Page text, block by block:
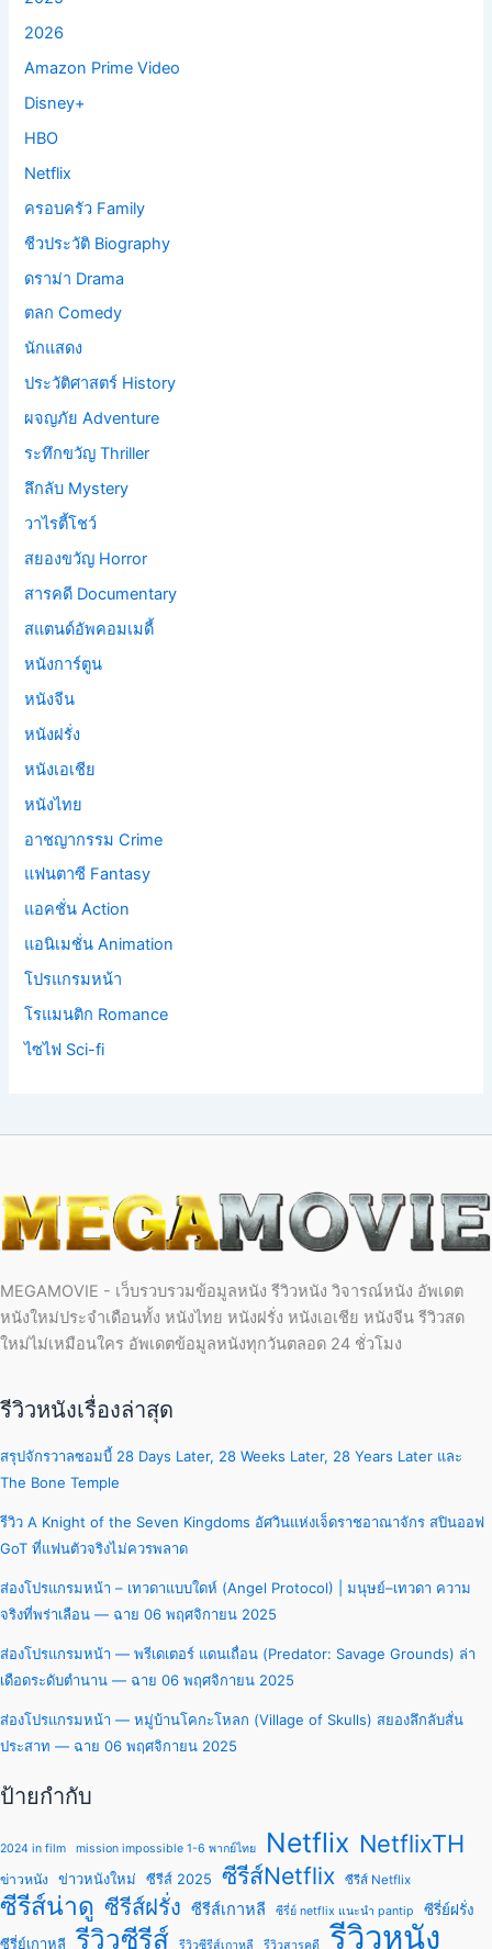
2026
Amazon Prime Video
Disney+
HBO
Netflix
ครอบครัว Family
ชีวประวัติ Biography
ดราม่า Drama
ตลก Comedy
นักแสดง
ประวัติศาสตร์ History
ผจญภัย Adventure
ระทึกขวัญ Thriller
ลึกลับ Mystery
วาไรตี้โชว์
สยองขวัญ Horror
สารคดี Documentary
สแตนด์อัพคอมเมดี้
หนังการ์ตูน
หนังจีน
หนังฝรั่ง
หนังเอเชีย
หนังไทย
อาชญากรรม Crime
แฟนตาซี Fantasy
แอคชั่น Action
แอนิเมชั่น Animation
โปรแกรมหน้า
โรแมนติก Romance
ไซไฟ Sci-fi
MEGAMOVIE - เว็บรวบรวมข้อมูลหนัง รีวิวหนัง วิจารณ์หนัง อัพเดต
หนังใหม่ประจำเดือนทั้ง หนังไทย หนังฝรั่ง หนังเอเชีย หนังจีน รีวิวสด
ใหม่ไม่เหมือนใคร อัพเดตข้อมูลหนังทุกวันตลอด 24 ชั่วโมง
รีวิวหนังเรื่องล่าสุด
สรุปจักรวาลซอมบี้ 28 Days Later, 28 Weeks Later, 28 Years Later และ
The Bone Temple
รีวิว A Knight of the Seven Kingdoms อัศวินแห่งเจ็ดราชอาณาจักร สปินออฟ
GoT ที่แฟนตัวจริงไม่ควรพลาด
ส่องโปรแกรมหน้า – เทวดาแบบใดห์ (Angel Protocol) | มนุษย์–เทวดา ความ
จริงที่พร่าเลือน — ฉาย 06 พฤศจิกายน 2025
ส่องโปรแกรมหน้า — พรีเดเตอร์ แดนเถื่อน (Predator: Savage Grounds) ล่า
เดือดระดับตำนาน — ฉาย 06 พฤศจิกายน 2025
ส่องโปรแกรมหน้า — หมู่บ้านโคกะโหลก (Village of Skulls) สยองลึกลับสั่น
ประสาท — ฉาย 06 พฤศจิกายน 2025
ป้ายกำกับ
2024 in film mission impossible 1-6 พากย์ไทย Netflix NetflixTH
ข่าวหนัง ข่าวหนังใหม่ ซีรีส์ 2025 ซีรีส์Netflix ซีรีส์ Netflix
ซีรีส์น่าดู ซีรีส์ฝรั่ง ซีรีส์เกาหลี ซีรี่ย์ netflix แนะนํา pantip
ซีรี่ย์ฝรั่ง
ซีรี่ย์เกาหลี
รีวิวซีรีส์ รีวิวซีรีส์เกาหลี รีวิวสารคดี รีวิวหนัง